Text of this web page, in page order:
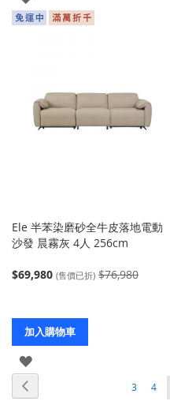
入
Ele 半苯染磨砂全牛皮落地電動
沙發 晨霧灰 4人 256cm
$69,980 (售價已折) $76,980
加入購物車
登
頁
3
頁
4